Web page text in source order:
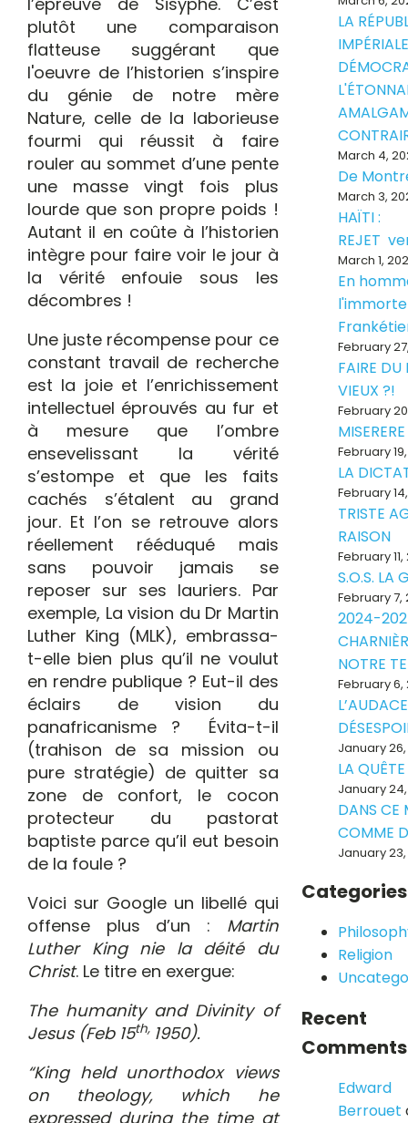
plutôt une comparaison
flatteuse suggérant que
l'oeuvre de l’historien s’inspire
du génie de notre mère
Nature, celle de la laborieuse
fourmi qui réussit à faire
rouler au sommet d’une pente
une masse vingt fois plus
lourde que son propre poids !
Autant il en coûte à l’historien
intègre pour faire voir le jour à
la vérité enfouie sous les
décombres !
Une juste récompense pour ce
constant travail de recherche
est la joie et l’enrichissement
intellectuel éprouvés au fur et
à mesure que l’ombre
ensevelissant la vérité
s’estompe et que les faits
cachés s’étalent au grand
jour. Et l’on se retrouve alors
réellement rééduqué mais
sans pouvoir jamais se
reposer sur ses lauriers. Par
exemple, La vision du Dr Martin
Luther King (MLK), embrassa-
t-elle bien plus qu’il ne voulut
en rendre publique ? Eut-il des
éclairs de vision du
panafricanisme ? Évita-t-il
(trahison de sa mission ou
pure stratégie) de quitter sa
zone de confort, le cocon
protecteur du pastorat
baptiste parce qu’il eut besoin
de la foule ?
Voici sur Google un libellé qui
offense plus d’un : Martin
Luther King nie la déité du
Christ. Le titre en exergue:
The humanity and Divinity of
Jesus (Feb 15th, 1950).
“King held unorthodox views
on theology, which he
expressed during the time at
LA
March 4,
De
March 3,
HAÏTI :
REJET
March 1,
En
February
FAIRE DU
VIEUX ?!
February
February
LA
February
TRISTE
RAISON
February
S.O.S. LA
February 7,
2024-
NOTRE
February 6,
January
LA
January
DANS CE
COMME
January
Categories
Religion
Recent
Comments
Edward
Berrouet